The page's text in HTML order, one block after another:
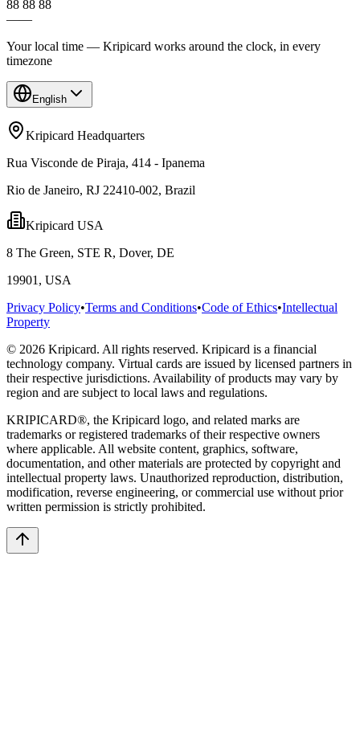
88 88 88
——
Your local time — Kripicard works around the clock, in every
timezone
English
Kripicard Headquarters
Rua Visconde de Piraja, 414 - Ipanema
Rio de Janeiro, RJ 22410-002, Brazil
Kripicard USA
8 The Green, STE R, Dover, DE
19901, USA
Privacy Policy•Terms and Conditions•Code of Ethics•Intellectual
Property
© 2026 Kripicard. All rights reserved. Kripicard is a financial
technology company. Virtual cards are issued by licensed partners in
their respective jurisdictions. Availability of products may vary by
region and are subject to local laws and regulations.
KRIPICARD®, the Kripicard logo, and related marks are
trademarks or registered trademarks of their respective owners
where applicable. All website content, graphics, software,
documentation, and other materials are protected by copyright and
intellectual property laws. Unauthorized reproduction, distribution,
modification, reverse engineering, or commercial use without prior
written permission is strictly prohibited.